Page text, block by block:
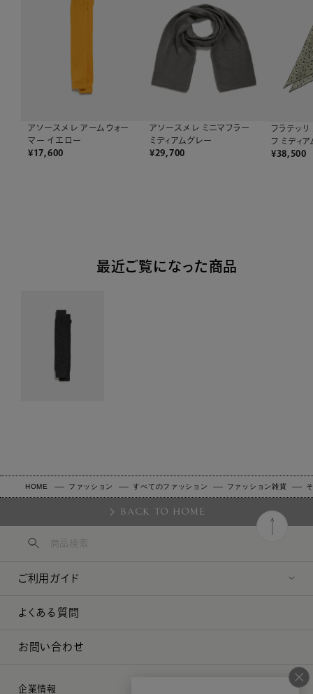
アソースメレ アームウォー
マー イエロー
¥17,600
アソースメレ ミニマフラー
ミディアムグレー
¥29,700
フラテッ
フ ミディ
¥38,500
最近ご覧になった商品
HOME ファッション すべてのファッション ファッション雑貨
BACK TO HOME
ご利用ガイド
よくある質問
お問い合わせ
企業情報